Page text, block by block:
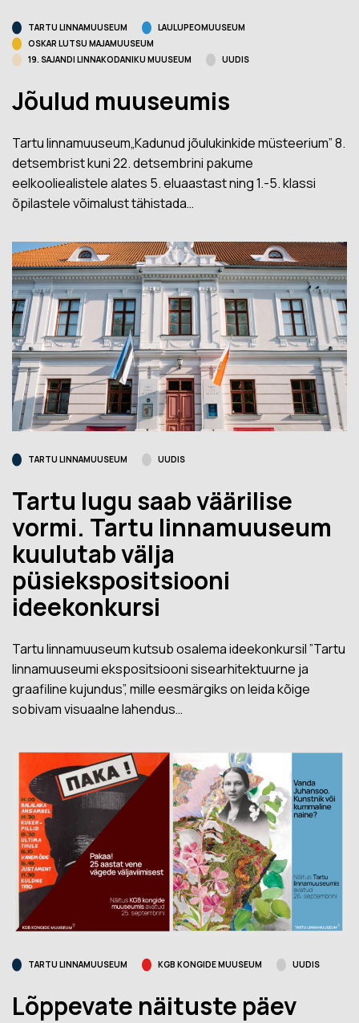
TARTU LINNAMUUSEUM
LAULUPEOMUUSEUM
OSKAR LUTSU MAJAMUUSEUM
19. SAJANDI LINNAKODANIKU MUUSEUM
UUDIS
Jõulud muuseumis
Tartu linnamuuseum„Kadunud jõulukinkide müsteerium” 8.
detsembrist kuni 22. detsembrini pakume
eelkooliealistele alates 5. eluaastast ning 1.-5. klassi
õpilastele võimalust tähistada…
TARTU LINNAMUUSEUM UUDIS
Tartu lugu saab väärilise
vormi. Tartu linnamuuseum
kuulutab välja
püsiekspositsiooni
ideekonkursi
Tartu linnamuuseum kutsub osalema ideekonkursil ”Tartu
linnamuuseumi ekspositsiooni sisearhitektuurne ja
graafiline kujundus”, mille eesmärgiks on leida kõige
sobivam visuaalne lahendus…
TARTU LINNAMUUSEUM KGB KONGIDE MUUSEUM UUDIS
Lõppevate näituste päev